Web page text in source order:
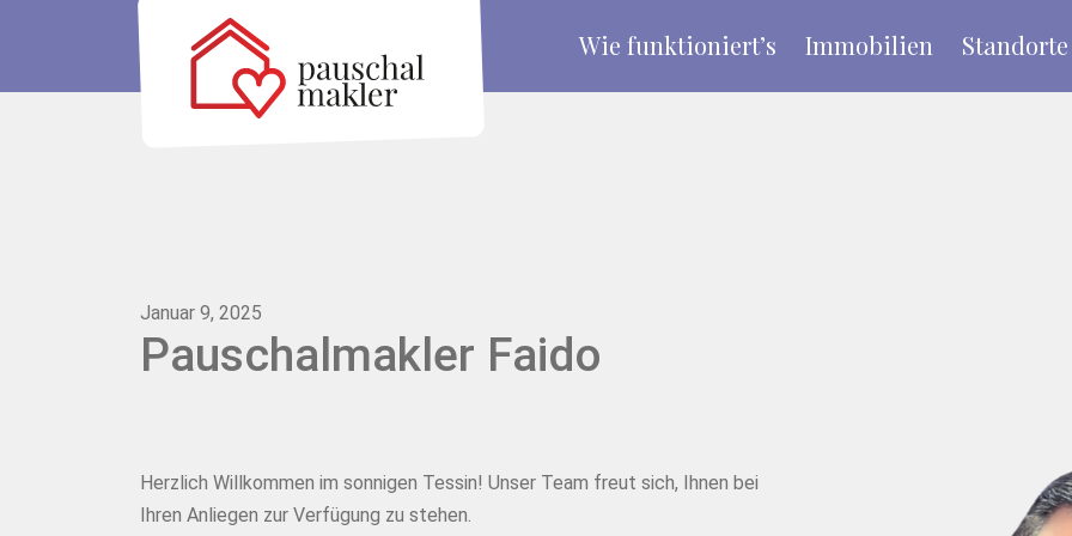
Wie funktioniert’s Immobilien Standorte
Januar 9, 2025
Pauschalmakler Faido
Herzlich Willkommen im sonnigen Tessin! Unser Team freut sich, Ihnen bei
Ihren Anliegen zur Verfügung zu stehen.